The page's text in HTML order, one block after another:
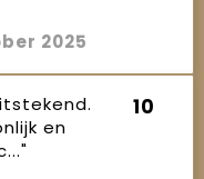
2025
en
10